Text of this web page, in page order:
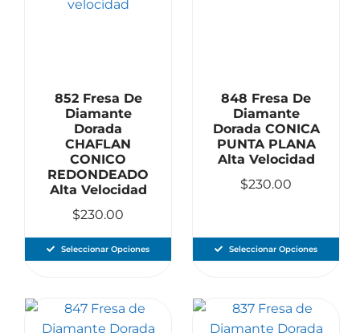
852 Fresa De
Diamante
Dorada
CHAFLAN
CONICO
REDONDEADO
Alta Velocidad
$230.00
Seleccionar Opciones
848 Fresa De
Diamante
Dorada CONICA
PUNTA PLANA
Alta Velocidad
$230.00
Seleccionar Opciones